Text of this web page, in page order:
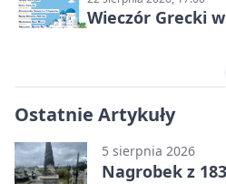
Wieczór Grecki
Ostatnie Artykuły
5 sierpnia 2026
Nagrobek z